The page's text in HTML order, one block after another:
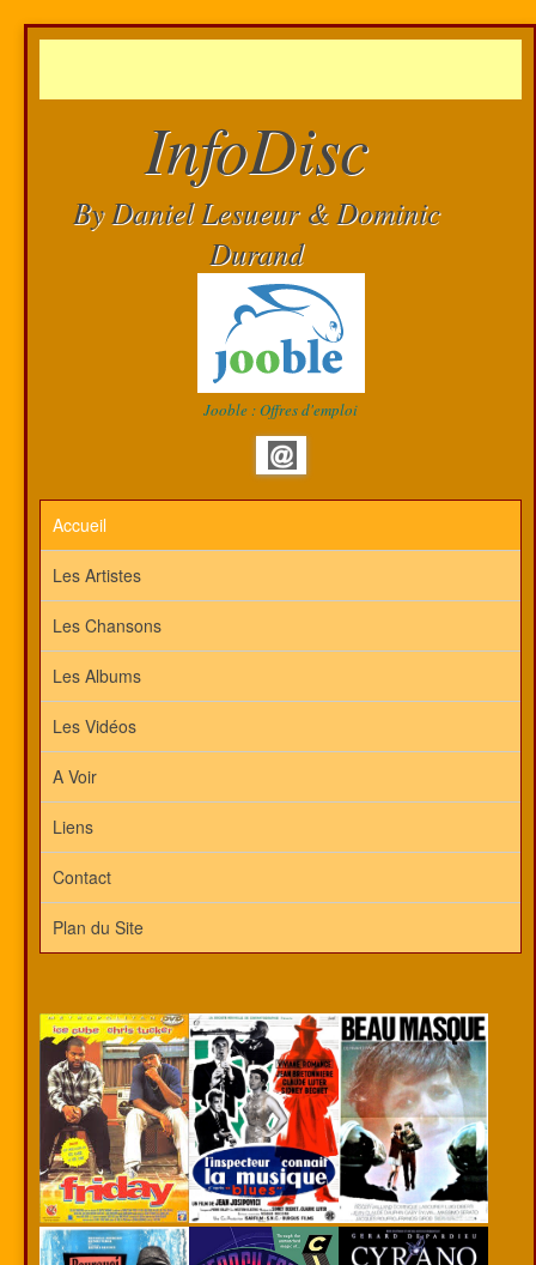
InfoDisc
By Daniel Lesueur & Dominic
Durand
Jooble : Offres d'emploi
Accueil
Les Artistes
Les Chansons
Les Albums
Les Vidéos
A Voir
Liens
Contact
Plan du Site